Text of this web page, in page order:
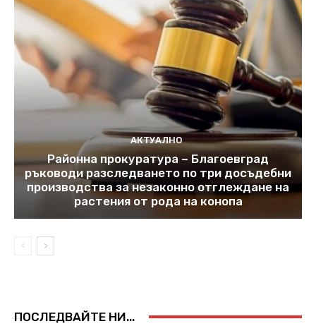
АКТУАЛНО
Районна прокуратура – Благоевград
ръководи разследването по три досъдебни
производства за незаконно отглеждане на
растения от рода на конопа
ПОСЛЕДВАЙТЕ НИ...